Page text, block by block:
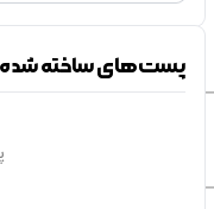
پست‌های ساخته شده